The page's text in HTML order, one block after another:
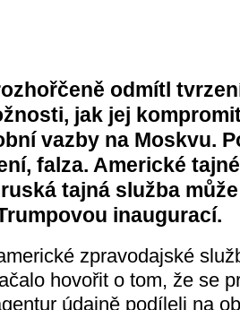
odmítl
jak jej
vazby na Moskvu.
falza. Americké
tajná služba
inaugurací.
zpravodajské
hovořit o tom, že se
údajně podíleli na